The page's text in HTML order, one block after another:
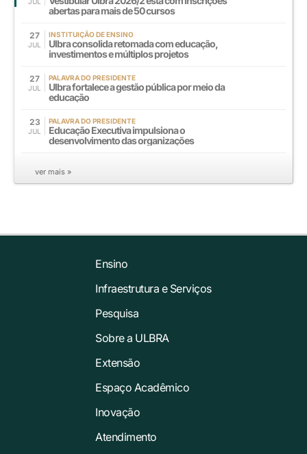
abertas para mais de 50 cursos
27
JUL
INSTITUIÇÃO DE ENSINO
Ulbra consolida retomada com educação,
investimentos e múltiplos projetos
27
JUL
PALAVRA DO PRESIDENTE
Ulbra fortalece a gestão pública por meio da
educação
23
JUL
PALAVRA DO PRESIDENTE
Educação Executiva impulsiona o
desenvolvimento das organizações
ver mais »
Ensino
Infraestrutura e Serviços
Pesquisa
Sobre a ULBRA
Extensão
Espaço Acadêmico
Inovação
Atendimento